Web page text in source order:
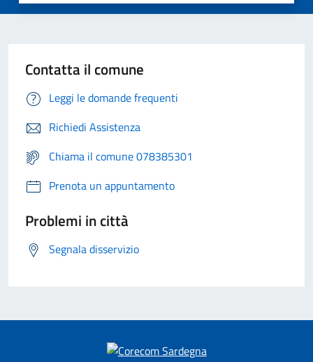
Contatta il comune
Leggi le domande frequenti
Richiedi Assistenza
Chiama il comune 078385301
Prenota un appuntamento
Problemi in città
Segnala disservizio